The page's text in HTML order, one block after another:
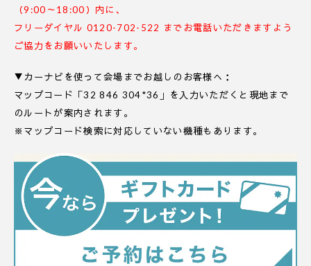
（9:00～18:00）内に、
フリーダイヤル 0120-702-522 までお電話いただきますよう
ご協力をお願いいたします。
▼カーナビを使って会場までお越しのお客様へ：
マップコード「32 846 304*36」を入力いただくと現地まで
のルートが案内されます。
※マップコード検索に対応していない機種もあります。